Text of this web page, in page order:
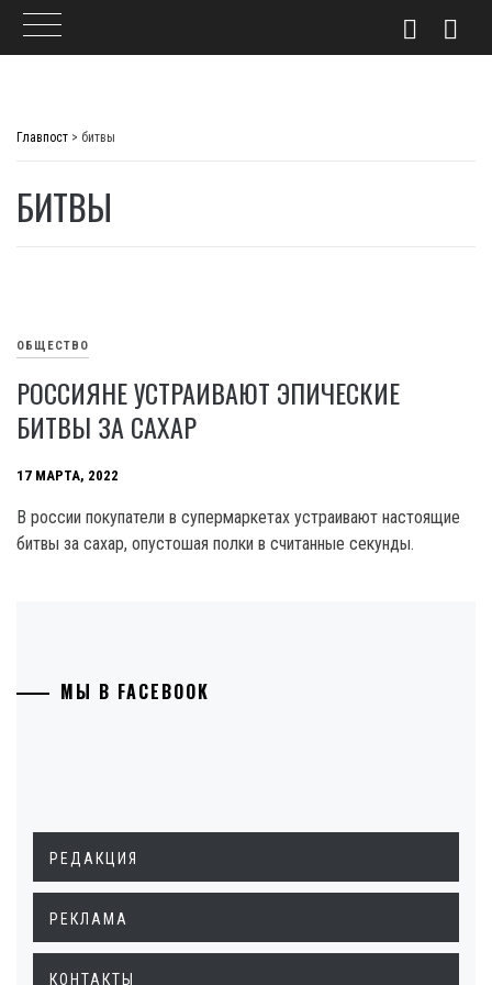
Главпост > битвы
БИТВЫ
ОБЩЕСТВО
РОССИЯНЕ УСТРАИВАЮТ ЭПИЧЕСКИЕ
БИТВЫ ЗА САХАР
17 МАРТА, 2022
В россии покупатели в супермаркетах устраивают настоящие
битвы за сахар, опустошая полки в считанные секунды.
МЫ В FACEBOOK
РЕДАКЦИЯ
РЕКЛАМА
КОНТАКТЫ